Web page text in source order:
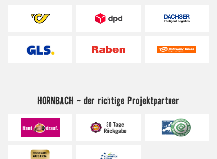
HORNBACH - der richtige Projektpartner